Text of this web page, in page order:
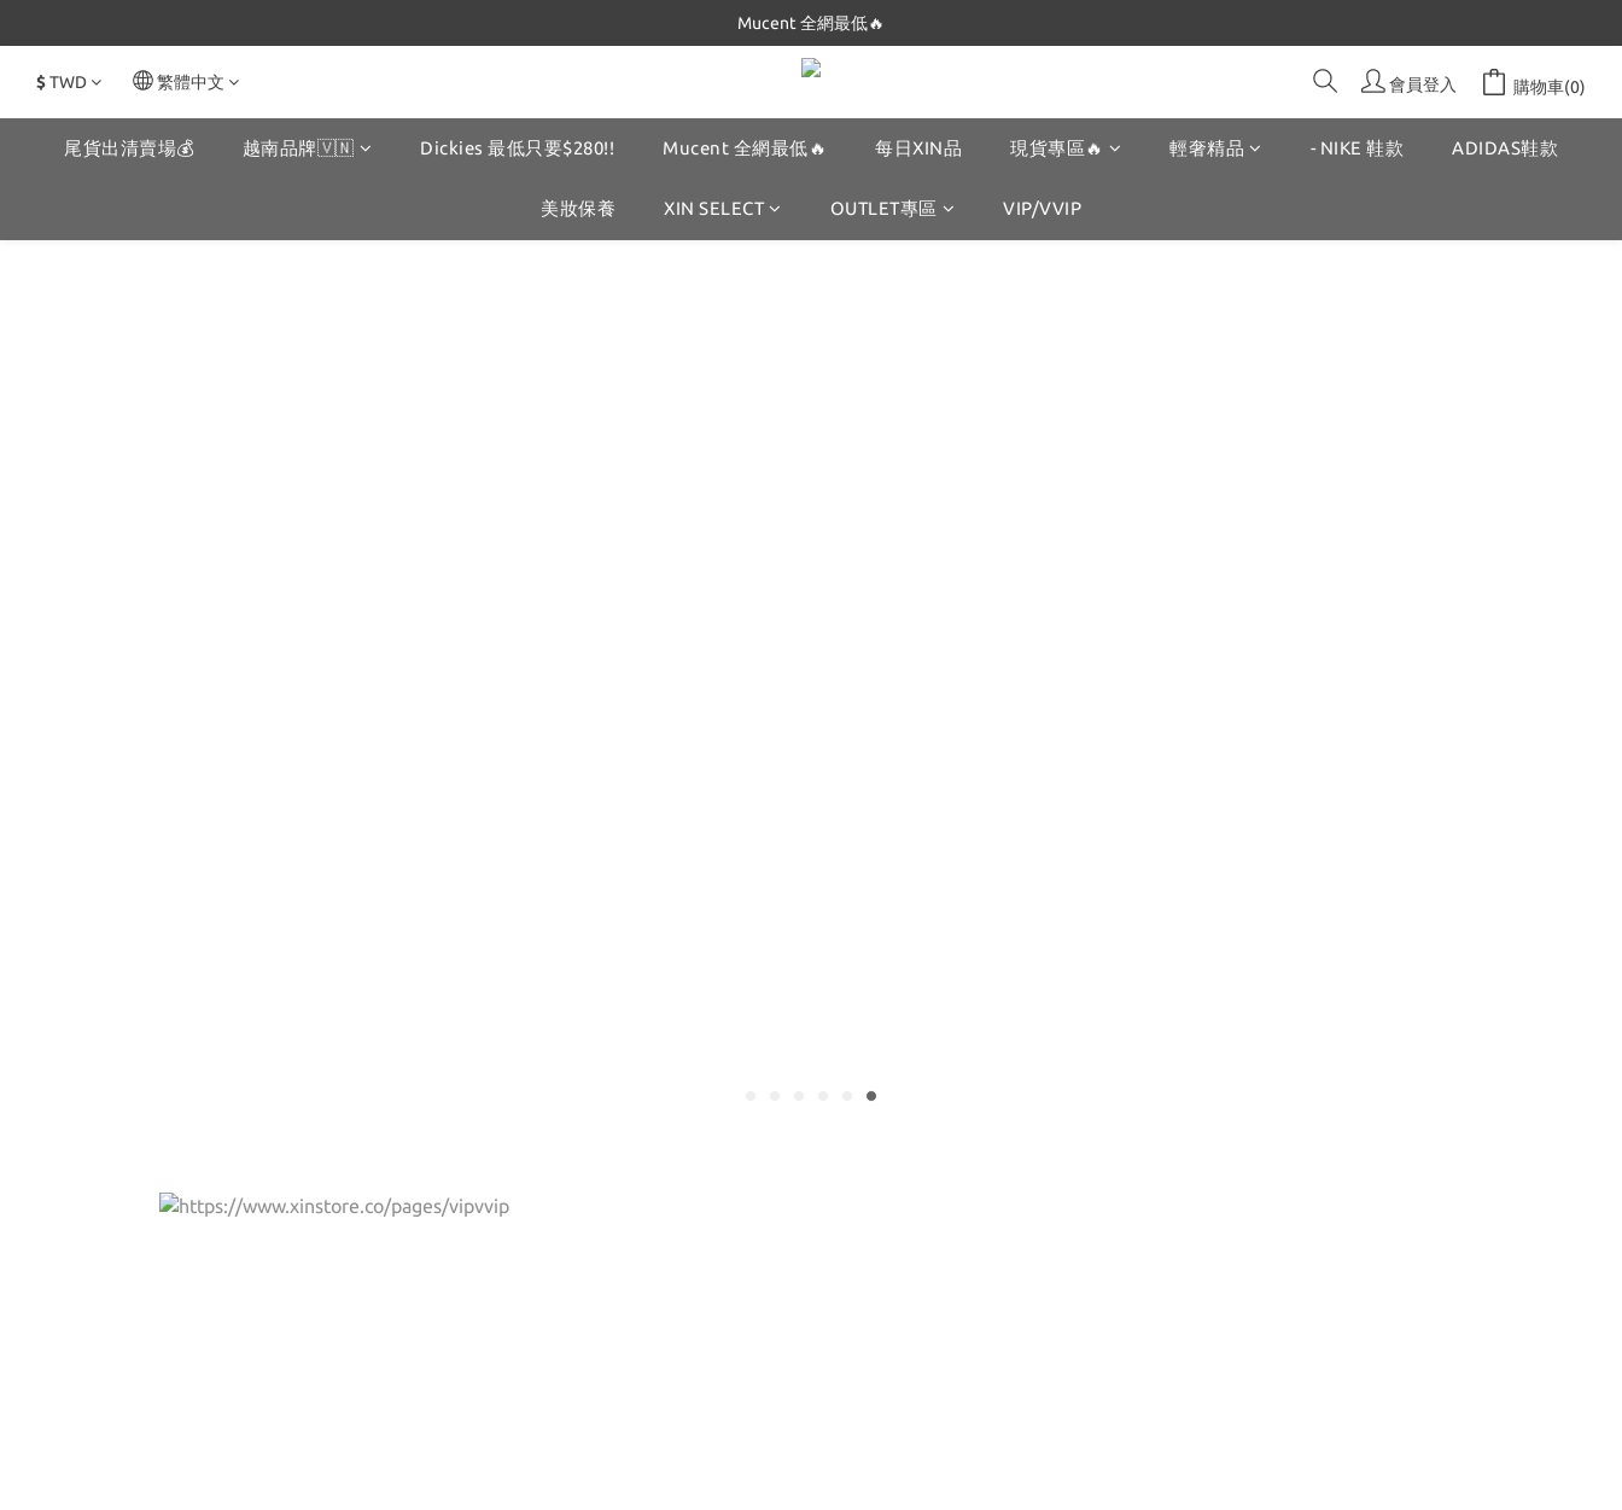
Dickies 最低$280起🔥
Mucent 全網最低🔥
Dickies 最低$280起🔥
$TWD 繁體中文 會員登入 購物車(0)
尾貨出清賣場💰 越南品牌🇻🇳 Dickies 最低只要$280!! Mucent 全網最低🔥 每日XIN品 現貨專區🔥 輕奢精品 - NIKE 鞋款 ADIDAS鞋款
美妝保養 XIN SELECT OUTLET專區 VIP/VVIP